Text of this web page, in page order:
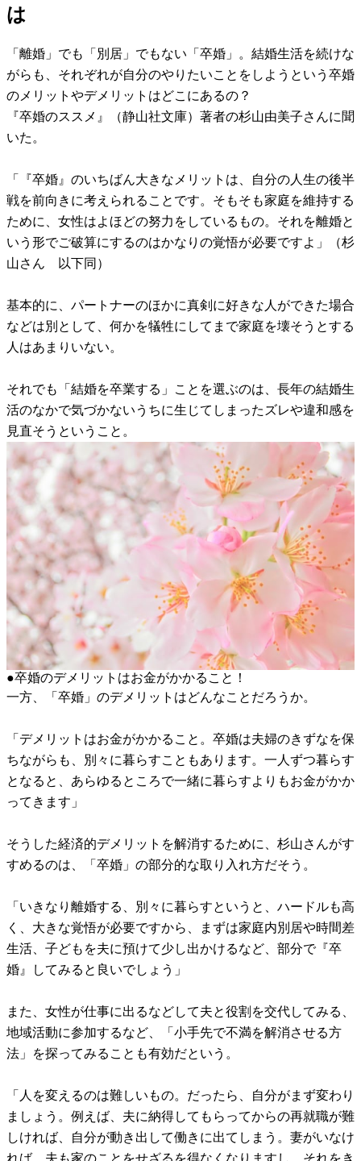
は
「離婚」でも「別居」でもない「卒婚」。結婚生活を続けな
がらも、それぞれが自分のやりたいことをしようという卒婚
のメリットやデメリットはどこにあるの？
『卒婚のススメ』（静山社文庫）著者の杉山由美子さんに聞
いた。
「『卒婚』のいちばん大きなメリットは、自分の人生の後半
戦を前向きに考えられることです。そもそも家庭を維持する
ために、女性はよほどの努力をしているもの。それを離婚と
いう形でご破算にするのはかなりの覚悟が必要ですよ」（杉
山さん 以下同）
基本的に、パートナーのほかに真剣に好きな人ができた場合
などは別として、何かを犠牲にしてまで家庭を壊そうとする
人はあまりいない。
それでも「結婚を卒業する」ことを選ぶのは、長年の結婚生
活のなかで気づかないうちに生じてしまったズレや違和感を
見直そうということ。
●卒婚のデメリットはお金がかかること！
一方、「卒婚」のデメリットはどんなことだろうか。
「デメリットはお金がかかること。卒婚は夫婦のきずなを保
ちながらも、別々に暮らすこともあります。一人ずつ暮らす
となると、あらゆるところで一緒に暮らすよりもお金がかか
ってきます」
そうした経済的デメリットを解消するために、杉山さんがす
すめるのは、「卒婚」の部分的な取り入れ方だそう。
「いきなり離婚する、別々に暮らすというと、ハードルも高
く、大きな覚悟が必要ですから、まずは家庭内別居や時間差
生活、子どもを夫に預けて少し出かけるなど、部分で『卒
婚』してみると良いでしょう」
また、女性が仕事に出るなどして夫と役割を交代してみる、
地域活動に参加するなど、「小手先で不満を解消させる方
法」を探ってみることも有効だという。
「人を変えるのは難しいもの。だったら、自分がまず変わり
ましょう。例えば、夫に納得してもらってからの再就職が難
しければ、自分が動き出して働きに出てしまう。妻がいなけ